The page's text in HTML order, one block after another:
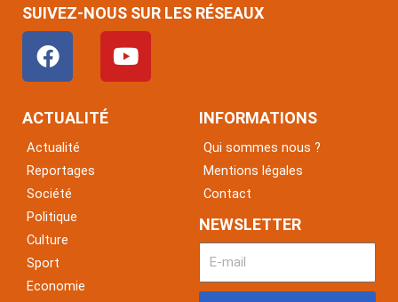
SUIVEZ-NOUS SUR LES RÉSEAUX
F
a
c
e
o
o
k
Y
o
u
ACTUALITÉ
Actualité
Reportages
Société
Politique
Culture
Sport
Economie
INFORMATIONS
Qui sommes nous ?
Mentions légales
Contact
NEWSLETTER